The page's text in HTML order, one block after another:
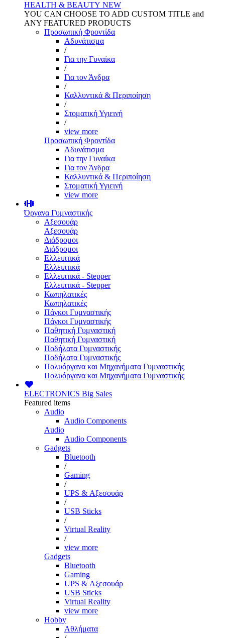
HEALTH & BEAUTY NEW
YOU CAN CHOOSE TO ADD CUSTOM TITLE and
ANY FEATURED PRODUCTS
Προσωπική Φροντίδα
Αδυνάτισμα
/
Για την Γυναίκα
/
Για τον Άνδρα
/
Καλλυντικά & Περιποίηση
/
Στοματική Υγιεινή
/
view more
Προσωπική Φροντίδα
Αδυνάτισμα
Για την Γυναίκα
Για τον Άνδρα
Καλλυντικά & Περιποίηση
Στοματική Υγιεινή
view more
Όργανα Γυμναστικής
Αξεσουάρ
Αξεσουάρ
Διάδρομοι
Διάδρομοι
Ελλειπτικά
Ελλειπτικά
Ελλειπτικά - Stepper
Ελλειπτικά - Stepper
Κωπηλατικές
Κωπηλατικές
Πάγκοι Γυμναστικής
Πάγκοι Γυμναστικής
Παθητική Γυμναστική
Παθητική Γυμναστική
Ποδήλατα Γυμναστικής
Ποδήλατα Γυμναστικής
Πολυόργανα και Μηχανήματα Γυμναστικής
Πολυόργανα και Μηχανήματα Γυμναστικής
ELECTRONICS Big Sales
Featured items
Audio
Audio Components
Audio
Audio Components
Gadgets
Bluetooth
/
Gaming
/
UPS & Αξεσουάρ
/
USB Sticks
/
Virtual Reality
/
view more
Gadgets
Bluetooth
Gaming
UPS & Αξεσουάρ
USB Sticks
Virtual Reality
view more
Hobby
Αθλήματα